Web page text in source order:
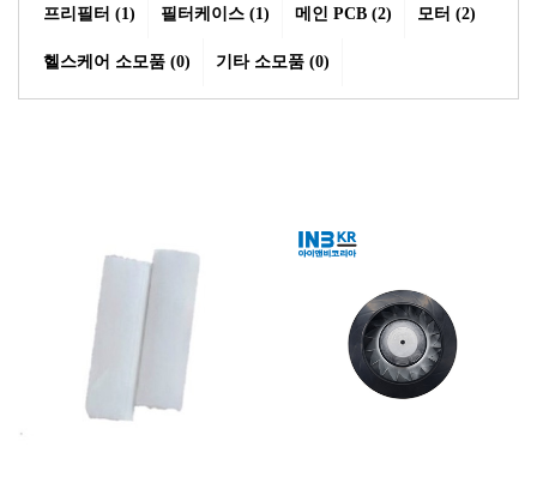
프리필터 (1) 필터케이스 (1) 메인 PCB (2) 모터 (2)
헬스케어 소모품 (0) 기타 소모품 (0)